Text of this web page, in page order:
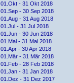
01.Okt - 31 Okt 2018
01.Sep - 30 Sep 2018
01.Aug - 31 Aug 2018
01.Jul - 31 Jul 2018
01.Jun - 30 Jun 2018
01.Mai - 31 Mai 2018
01.Apr - 30 Apr 2018
01.Mär - 31 Mär 2018
01.Feb - 28 Feb 2018
01.Jan - 31 Jan 2018
01.Dez - 31 Dez 2017